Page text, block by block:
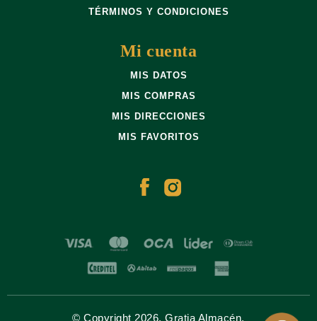
TÉRMINOS Y CONDICIONES
Mi cuenta
MIS DATOS
MIS COMPRAS
MIS DIRECCIONES
MIS FAVORITOS
© Copyright 2026. Gratia Almacén.